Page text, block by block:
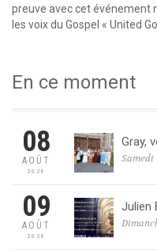
preuve avec cet événement
les voix du Gospel « United
En ce moment
08
AOÛT
2026
Gray,
Samedi
09
AOÛT
2026
Julien